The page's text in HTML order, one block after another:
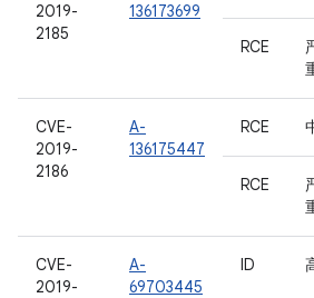
2019-
2185
136173699
RCE
CVE-
2019-
2186
A-
136175447
RCE
RCE
CVE-
2019-
A-
69703445
ID